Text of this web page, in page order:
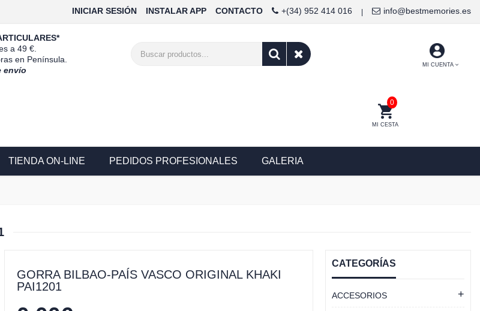
info@bestmemories.es
+(34) 952 414 016
CONTACTO
INSTALAR APP
INICIAR SESIÓN
a 49 €.
en Península.
envío
MI CUENTA
MI CESTA
0
TIENDA ON-LINE PEDIDOS PROFESIONALES GALERIA
GORRA BILBAO-PAÍS VASCO ORIGINAL KHAKI
PAI1201
CATEGORÍAS
ACCESORIOS